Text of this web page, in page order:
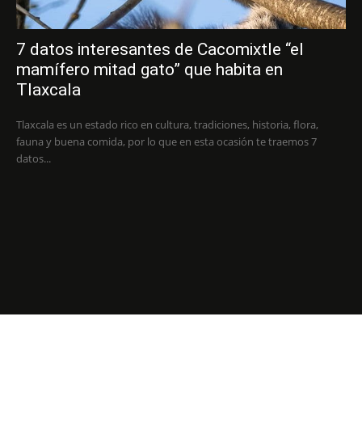
7 datos interesantes de Cacomixtle “el
mamífero mitad gato” que habita en
Tlaxcala
Tlaxcala es un estado rico en cultura, tradiciones, historia, flora,
fauna y buena comida, por lo que en esta ocasión te traemos 7
datos...